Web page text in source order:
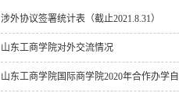
涉外协议签署统计表（截止2021.8.31）
山东工商学院对外交流情况
山东工商学院国际商学院2020年合作办学